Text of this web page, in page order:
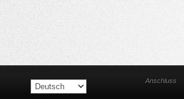
Anschluss